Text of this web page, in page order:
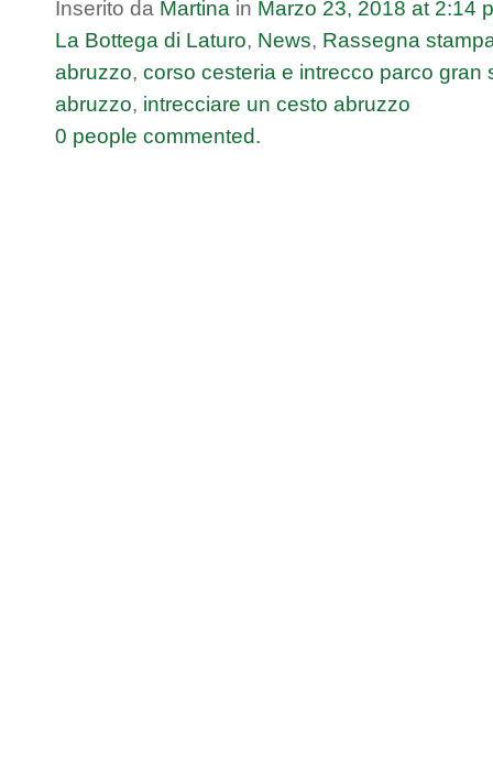
Inserito da Martina in Marzo 23, 2018 at 2:14
La Bottega di Laturo, News, Rassegna
abruzzo, corso cesteria e intrecco parco gran
abruzzo, intrecciare un cesto abruzzo
0 people commented.